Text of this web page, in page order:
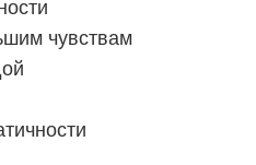
чувствам